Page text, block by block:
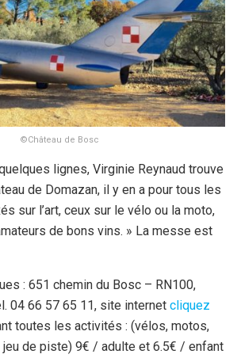
©Château de Bosc
lignes, Virginie Reynaud trouve
de Domazan, il y en a pour tous les
sur l’art, ceux sur le vélo ou la moto,
de bons vins. » La messe est
: 651 chemin du Bosc – RN100,
04 66 57 65 11, site internet cliquez
toutes les activités : (vélos, motos,
jeu de piste) 9€ / adulte et 6.5€ / enfant